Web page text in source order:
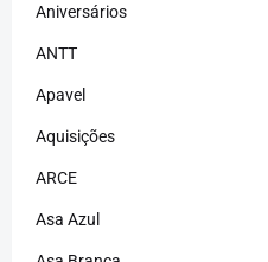
Aniversários
ANTT
Apavel
Aquisições
ARCE
Asa Azul